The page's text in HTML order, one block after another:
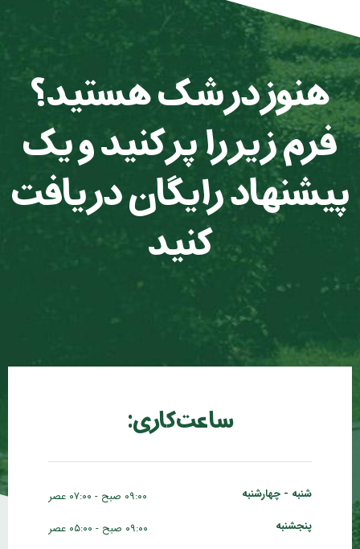
هنوز در شک هستید؟
فرم زیر را پر کنید و یک
پیشنهاد رایگان دریافت
کنید
ساعت کاری:
شنبه - چهارشنبه
۰۹:۰۰ صبح - ۰۷:۰۰ عصر
پنجشنبه
۰۹:۰۰ صبح - ۰۵:۰۰ عصر